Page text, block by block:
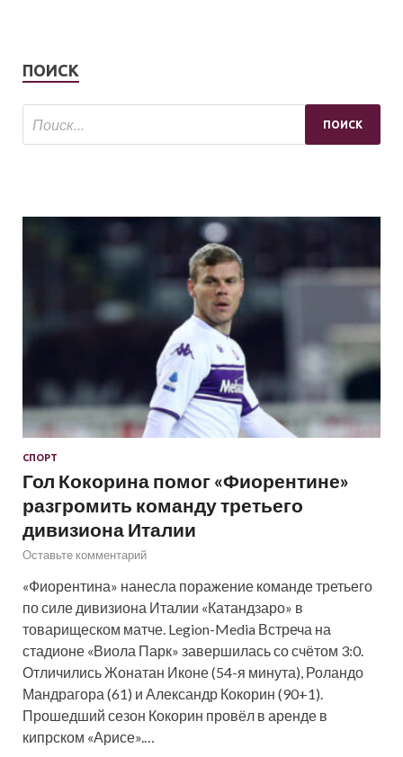
ПОИСК
СПОРТ
Гол Кокорина помог «Фиорентине»
разгромить команду третьего
дивизиона Италии
Оставьте комментарий
«Фиорентина» нанесла поражение команде третьего
по силе дивизиона Италии «Катандзаро» в
товарищеском матче. Legion-Media Встреча на
стадионе «Виола Парк» завершилась со счётом 3:0.
Отличились Жонатан Иконе (54-я минута), Роландо
Мандрагора (61) и Александр Кокорин (90+1).
Прошедший сезон Кокорин провёл в аренде в
кипрском «Арисе».…